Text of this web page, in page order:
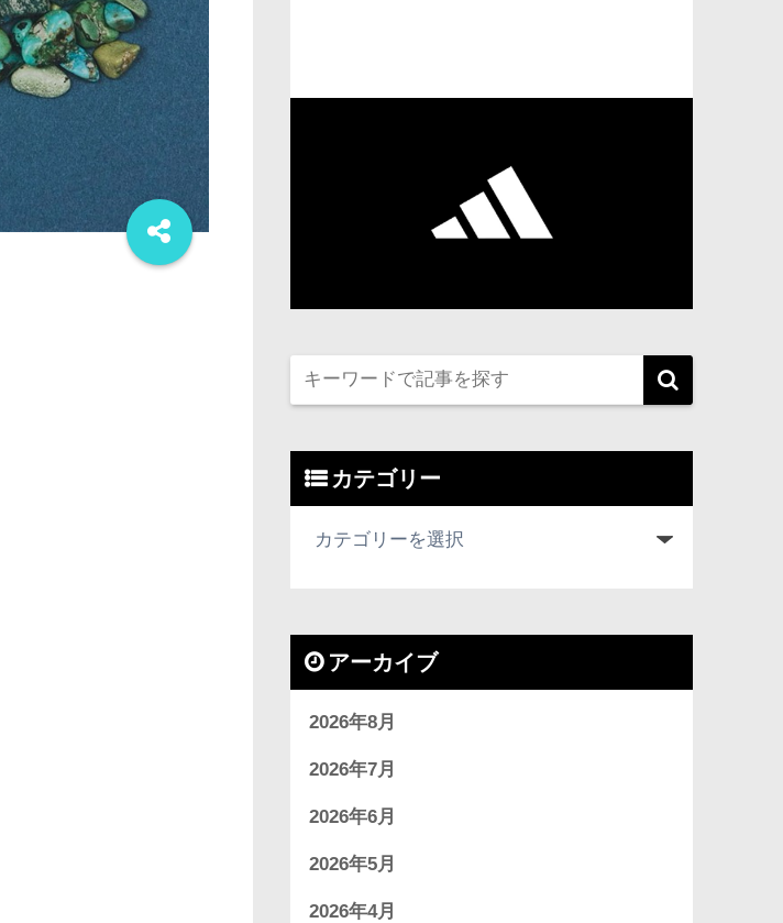
カテゴリー
アーカイブ
2026年8月
2026年7月
2026年6月
2026年5月
2026年4月